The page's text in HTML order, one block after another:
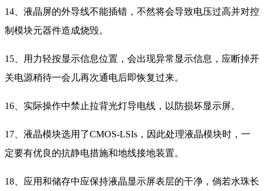
14、液晶屏的外导线不能插错，不然将会导致电压过高并对控
制模块元器件造成烧毁。
15、用力轻按显示信息位置，会出现异常显示信息，应断掉开
关电源稍待一会儿再次通电后即恢复过来。
16、实际操作中禁止拉背光灯导电线，以防损坏显示屏。
17、液晶模块选用了CMOS-LSIs，因此处理液晶模块时，一
定要有优良的抗静电措施和地线接地装置。
18、应用和储存中应保持液晶显示屏表层的干净，倘若水珠长